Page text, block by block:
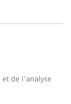
et de l'analyse